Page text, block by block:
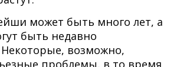
может быть много лет, а
быть недавно
возможно,
проблемы, в то время